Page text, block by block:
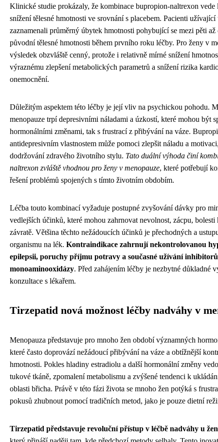
Klinické studie prokázaly, že kombinace bupropion-naltrexon
snížení tělesné hmotnosti ve srovnání s placebem. Pacienti
zaznamenali průměrný úbytek hmotnosti pohybující se mezi pěti až
původní tělesné hmotnosti během prvního roku léčby. Pro ženy v
výsledek obzvláště cenný, protože i relativně mírné snížení
výraznému zlepšení metabolických parametrů a snížení rizika
onemocnění.
Důležitým aspektem této léčby je její vliv na psychickou pohodu.
menopauze trpí depresivními náladami a úzkostí, které mohou být
hormonálními změnami, tak s frustrací z přibývání na váze.
antidepresivním vlastnostem může pomoci zlepšit náladu a
dodržování zdravého životního stylu. Tato duální výhoda činí
naltrexon zvláště vhodnou pro ženy v menopauze, které potřebují
řešení problémů spojených s tímto životním obdobím.
Léčba touto kombinací vyžaduje postupné zvyšování dávky pro
vedlejších účinků, které mohou zahrnovat nevolnost, zácpu, bolesti
závratě. Většina těchto nežádoucích účinků je přechodných a
organismu na lék. Kontraindikace zahrnují nekontrolovanou
epilepsii, poruchy příjmu potravy a současné užívání inhibitorů
monoaminooxidázy. Před zahájením léčby je nezbytné důkladné
konzultace s lékařem.
Tirzepatid nová možnost léčby nadváhy v
Menopauza představuje pro mnoho žen období významných
které často doprovází nežádoucí přibývání na váze a obtížnější
hmotnosti. Pokles hladiny estradiolu a další hormonální změny
tukové tkáně, zpomalení metabolismu a zvýšené tendenci k
oblasti břicha. Právě v této fázi života se mnoho žen potýká s
pokusů zhubnout pomocí tradičních metod, jako je pouze dietní
Tirzepatid představuje revoluční přístup v léčbě nadváhy u